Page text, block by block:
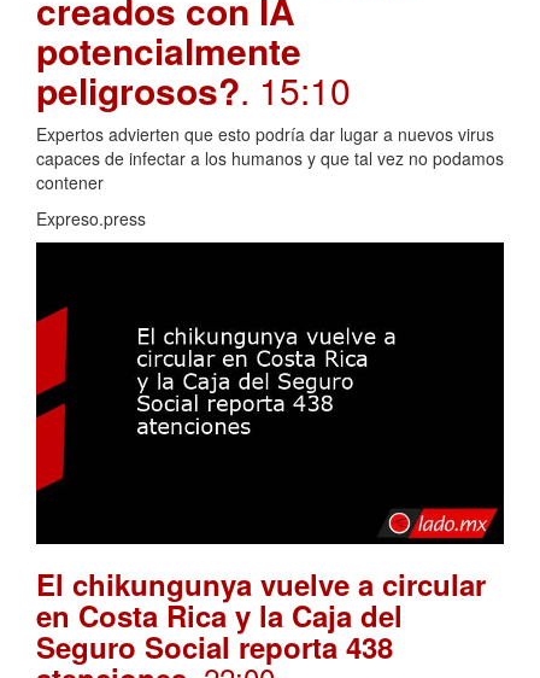
creados con IA
potencialmente
peligrosos?. 15:10
Expertos advierten que esto podría dar lugar a nuevos virus
capaces de infectar a los humanos y que tal vez no podamos
contener
Expreso.press
El chikungunya vuelve a circular
en Costa Rica y la Caja del
Seguro Social reporta 438